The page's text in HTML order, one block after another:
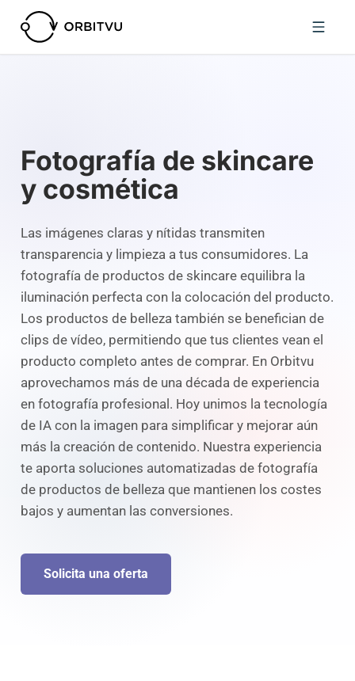
Fotografía de skincare
y cosmética
Las imágenes claras y nítidas transmiten
transparencia y limpieza a tus consumidores. La
fotografía de productos de skincare equilibra la
iluminación perfecta con la colocación del producto.
Los productos de belleza también se benefician de
clips de vídeo, permitiendo que tus clientes vean el
producto completo antes de comprar. En Orbitvu
aprovechamos más de una década de experiencia
en fotografía profesional. Hoy unimos la tecnología
de IA con la imagen para simplificar y mejorar aún
más la creación de contenido. Nuestra experiencia
te aporta soluciones automatizadas de fotografía
de productos de belleza que mantienen los costes
bajos y aumentan las conversiones.
Solicita una oferta